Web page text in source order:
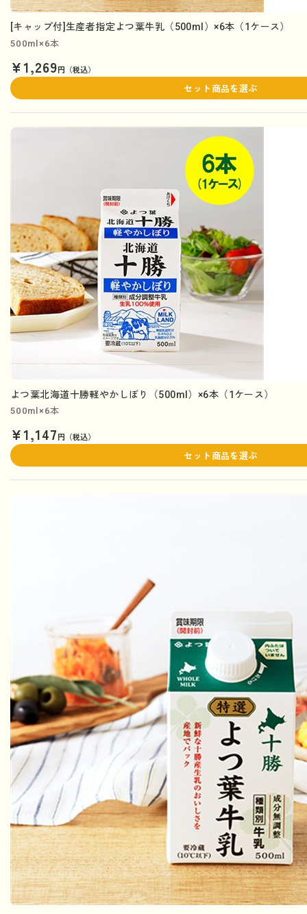
[キャップ付]生産者指定よつ葉牛乳（500ml）×6本（1ケース）
500ml×6本
¥1,269円（税込）
セット商品を選ぶ
よつ葉北海道十勝軽やかしぼり（500ml）×6本（1ケース）
500ml×6本
¥1,147円（税込）
セット商品を選ぶ